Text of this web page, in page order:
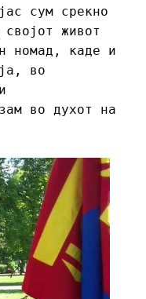
сум срекно
живот
номад, каде и
во
во духот на